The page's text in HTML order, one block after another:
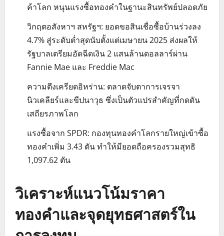
ค้าโลก หนุนแรงซื้อทองคำในฐานะสินทรัพย์ปลอดภัย
วิกฤตอสังหาฯ สหรัฐฯ: ยอดขอสินเชื่อซื้อบ้านร่วงลง
4.7% สู่ระดับต่ำสุดนับตั้งแต่เมษายน 2025 ส่งผลให้
รัฐบาลเตรียมอัดฉีดเงิน 2 แสนล้านดอลลาร์ผ่าน
Fannie Mae และ Freddie Mac
ความตึงเครียดอิหร่าน: ตลาดจับตาการเจรจา
นิวเคลียร์และขีปนาวุธ ซึ่งเป็นตัวแปรสำคัญที่กดดัน
เสถียรภาพโลก
แรงซื้อจาก SPDR: กองทุนทองคำโลกรายใหญ่เข้าซื้อ
ทองคำเพิ่ม 3.43 ตัน ทำให้มียอดถือครองรวมสุทธิ
1,097.62 ตัน
วิเคราะห์แนวโน้มราคา
ทองคำและจุดยุทธศาสตร์ใน